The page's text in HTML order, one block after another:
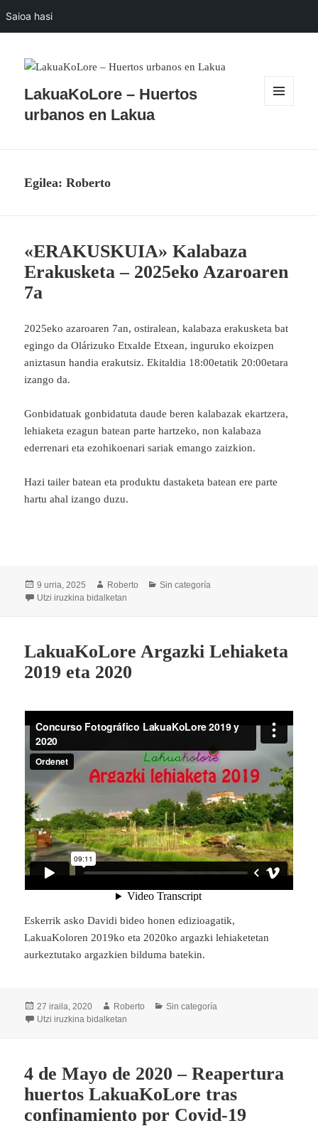
Saioa hasi
LakuaKoLore – Huertos
urbanos en Lakua
Egilea:Roberto
«ERAKUSKUIA» Kalabaza
Erakusketa – 2025eko Azaroaren
7a
2025eko azaroaren 7an, ostiralean, kalabaza erakusketa bat
egingo da Olárizuko Etxalde Etxean, inguruko ekoizpen
aniztasun handia erakutsiz. Ekitaldia 18:00etatik 20:00etara
izango da.
Gonbidatuak gonbidatuta daude beren kalabazak ekartzera,
lehiaketa ezagun batean parte hartzeko, non kalabaza
ederrenari eta ezohikoenari sariak emango zaizkion.
Hazi tailer batean eta produktu dastaketa batean ere parte
hartu ahal izango duzu.
Argitaratze-
data
9 urria, 2025 Egilea
Roberto Kategoriak
Sin categoría
Utzi iruzkina«ERAKUSKUIA» Kalabaza Erakusketa – 2025eko
bidalketan
LakuaKoLore Argazki Lehiaketa
2019 eta 2020
Eskerrik asko Davidi bideo honen edizioagatik,
LakuaKoloren 2019ko eta 2020ko argazki lehiaketetan
aurkeztutako argazkien bilduma batekin.
Argitaratze-
data
27 iraila, 2020 Egilea
Roberto Kategoriak
Sin categoría
Utzi iruzkina LakuaKoLore Argazki Lehiaketa 2019 eta 2020
bidalketan
4 de Mayo de 2020 – Reapertura
huertos LakuaKoLore tras
confinamiento por Covid-19